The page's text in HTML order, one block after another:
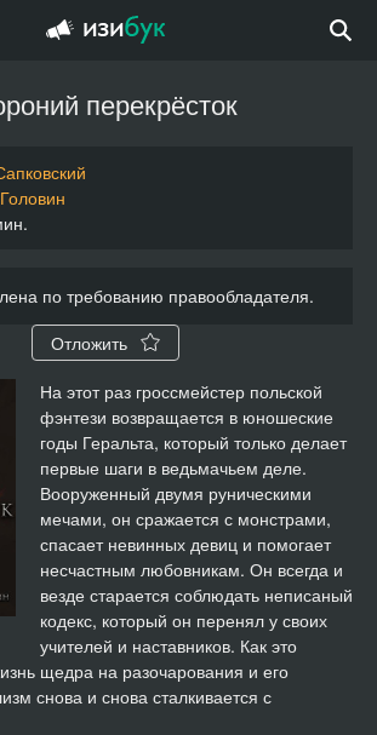
перекрёсток
по требованию правообладателя.
Отложить
На этот раз гроссмейстер польской
фэнтези возвращается в юношеские
годы Геральта, который только делает
первые шаги в ведьмачьем деле.
Вооруженный двумя руническими
мечами, он сражается с монстрами,
спасает невинных девиц и помогает
несчастным любовникам. Он всегда и
везде старается соблюдать неписаный
кодекс, который он перенял у своих
учителей и наставников. Как это
щедра на разочарования и его
снова и снова сталкивается с